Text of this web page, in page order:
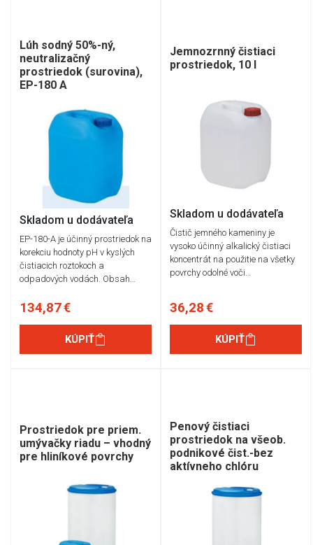
Lúh sodný 50%-ný,
neutralizačný
prostriedok (surovina),
EP-180 A
Skladom u dodávateľa
EP-180-A je účinný prostriedok na
korekciu hodnoty pH v kyslých
čistiacich roztokoch a
odpadových vodách. Obsah…
134,87 €
KÚPIŤ
Jemnozrnný čistiaci
prostriedok, 10 l
Skladom u dodávateľa
Čistič jemného kameniny je
vysoko účinný alkalický čistiaci
koncentrát na použitie na všetky
povrchy odolné voči…
36,28 €
KÚPIŤ
Prostriedok pre priem.
umývačky riadu – vhodný
pre hliníkové povrchy
Penový čistiaci
prostriedok na všeob.
podnikové čist.-bez
aktívneho chlóru